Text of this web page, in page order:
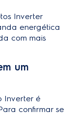
Inverter
energética
com mais
um
Inverter é
confirmar se